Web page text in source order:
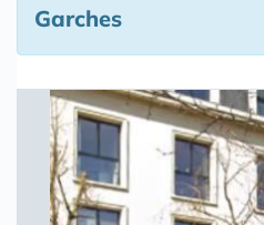
Garches